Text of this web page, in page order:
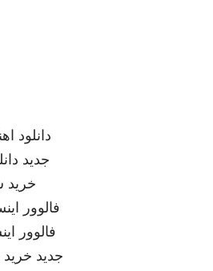
دانلود
جدید
فالوور
فالوور
جدید خرید